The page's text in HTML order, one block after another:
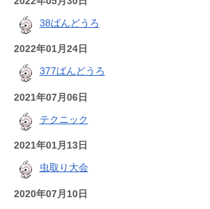
38ばんどうろ
2022年01月24日
377ばんどうろ
2021年07月06日
テクニック
2021年01月13日
虫取り大会
2020年07月10日